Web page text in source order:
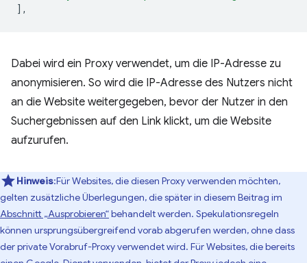
],
Dabei wird ein Proxy verwendet, um die IP-Adresse zu
anonymisieren. So wird die IP-Adresse des Nutzers nicht
an die Website weitergegeben, bevor der Nutzer in den
Suchergebnissen auf den Link klickt, um die Website
aufzurufen.
Hinweis:Für Websites, die diesen Proxy verwenden möchten,
gelten zusätzliche Überlegungen, die später in diesem Beitrag im
Abschnitt „Ausprobieren“behandelt werden. Spekulationsregeln
können ursprungsübergreifend vorab abgerufen werden, ohne dass
der private Vorabruf-Proxy verwendet wird. Für Websites, die bereits